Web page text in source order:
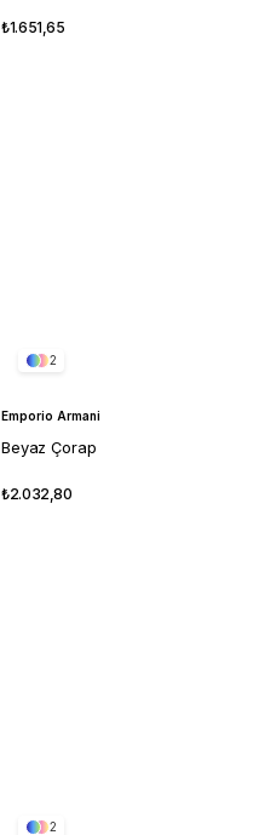
₺1.651,65
2
Emporio Armani
Beyaz Çorap
₺2.032,80
2